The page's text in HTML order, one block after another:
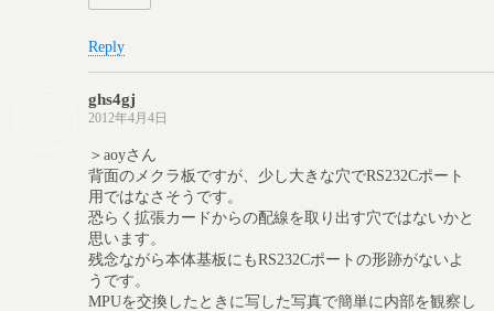
Reply
ghs4gj
2012年4月4日
＞aoyさん
背面のメクラ板ですが、少し大きな穴でRS232Cポート
用ではなさそうです。
恐らく拡張カードからの配線を取り出す穴ではないかと
思います。
残念ながら本体基板にもRS232Cポートの形跡がないよ
うです。
MPUを交換したときに写した写真で簡単に内部を観察し